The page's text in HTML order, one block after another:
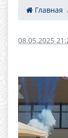
Главная
08.05.2025